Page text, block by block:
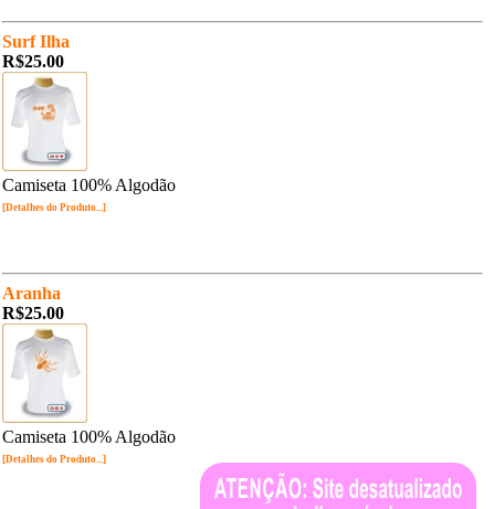
Surf Ilha
R$25.00
Camiseta 100% Algodão
[Detalhes do Produto...]
Aranha
R$25.00
Camiseta 100% Algodão
[Detalhes do Produto...]